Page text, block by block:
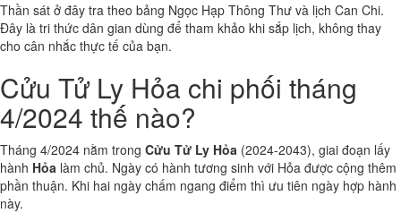
Thần sát ở đây tra theo bảng Ngọc Hạp Thông Thư và lịch Can Chi.
Đây là tri thức dân gian dùng để tham khảo khi sắp lịch, không thay
cho cân nhắc thực tế của bạn.
Cửu Tử Ly Hỏa chi phối tháng
4/2024 thế nào?
Tháng 4/2024 nằm trong Cửu Tử Ly Hỏa (2024-2043), giai đoạn lấy
hành Hỏa làm chủ. Ngày có hành tương sinh với Hỏa được cộng thêm
phần thuận. Khi hai ngày chấm ngang điểm thì ưu tiên ngày hợp hành
này.